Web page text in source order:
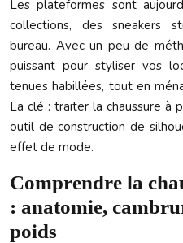
Les plateformes sont
collections, des sneakers
bureau. Avec un peu de
puissant pour styliser vos
tenues habillées, tout en
La clé : traiter la chaussure à
outil de construction de
effet de mode.
Comprendre la
: anatomie,
poids